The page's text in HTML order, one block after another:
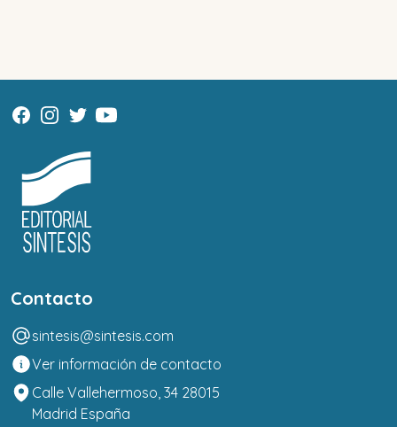
Contacto
sintesis@sintesis.com
Ver información de contacto
Calle Vallehermoso, 34 28015
Madrid España